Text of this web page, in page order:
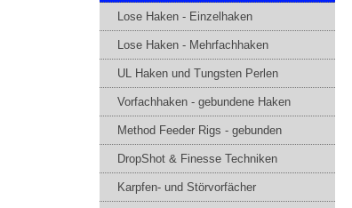
Lose Haken - Einzelhaken
Lose Haken - Mehrfachhaken
UL Haken und Tungsten Perlen
Vorfachhaken - gebundene Haken
Method Feeder Rigs - gebunden
DropShot & Finesse Techniken
Karpfen- und Störvorfächer